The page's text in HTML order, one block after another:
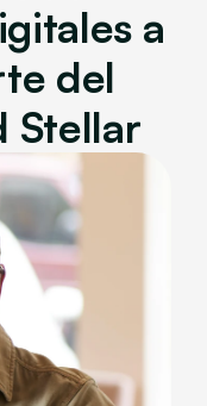
a
del
Stellar